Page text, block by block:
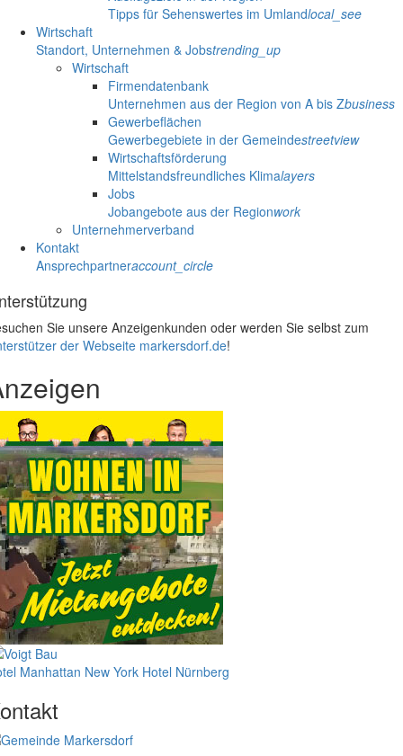
Tipps für Sehenswertes im Umlandlocal_see
Wirtschaft
Standort, Unternehmen & Jobstrending_up
Wirtschaft
Firmendatenbank
Unternehmen aus der Region von A bis Zbusiness
Gewerbeflächen
Gewerbegebiete in der Gemeindestreetview
Wirtschaftsförderung
Mittelstandsfreundliches Klimalayers
Jobs
Jobangebote aus der Regionwork
Unternehmerverband
Kontakt
Ansprechpartneraccount_circle
Sie unsere Anzeigenkunden oder werden Sie selbst zum
der Webseite markersdorf.de!
Manhattan New York Hotel Nürnberg